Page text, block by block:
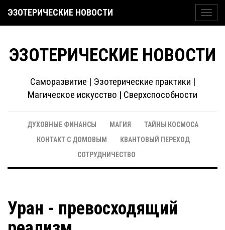
ЭЗОТЕРИЧЕСКИЕ НОВОСТИ
ЭЗОТЕРИЧЕСКИЕ НОВОСТИ
Саморазвитие | Эзотерические практики |
Магическое искусство | Сверхспособности
ДУХОВНЫЕ ФИНАНСЫ МАГИЯ
ТАЙНЫ КОСМОСА
КОНТАКТ С ДОМОВЫМ
КВАНТОВЫЙ ПЕРЕХОД
СОТРУДНИЧЕСТВО
Уран - превосходящий